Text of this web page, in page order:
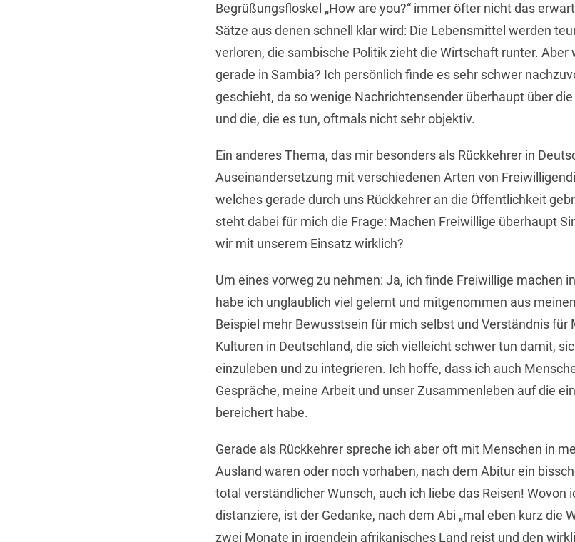
Begrüßungsfloskel „How are you?“ immer öfter nicht das
Sätze aus denen schnell klar wird: Die Lebensmittel werden
verloren, die sambische Politik zieht die Wirtschaft runter. Aber
gerade in Sambia? Ich persönlich finde es sehr schwer
geschieht, da so wenige Nachrichtensender überhaupt über
und die, die es tun, oftmals nicht sehr objektiv.
Ein anderes Thema, das mir besonders als Rückkehrer in
Auseinandersetzung mit verschiedenen Arten von
welches gerade durch uns Rückkehrer an die Öffentlichkeit
steht dabei für mich die Frage: Machen Freiwillige überhaupt
wir mit unserem Einsatz wirklich?
Um eines vorweg zu nehmen: Ja, ich finde Freiwillige machen
habe ich unglaublich viel gelernt und mitgenommen aus
Beispiel mehr Bewusstsein für mich selbst und Verständnis für
Kulturen in Deutschland, die sich vielleicht schwer tun damit,
einzuleben und zu integrieren. Ich hoffe, dass ich auch
Gespräche, meine Arbeit und unser Zusammenleben auf die
bereichert habe.
Gerade als Rückkehrer spreche ich aber oft mit Menschen in
Ausland waren oder noch vorhaben, nach dem Abitur ein
total verständlicher Wunsch, auch ich liebe das Reisen! Wovon
distanziere, ist der Gedanke, nach dem Abi „mal eben kurz die
zwei Monate in irgendein afrikanisches Land reist und den